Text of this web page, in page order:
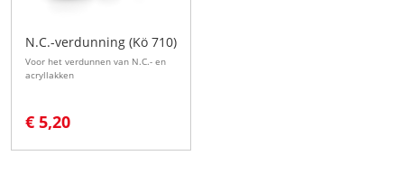
N.C.-verdunning (Kö 710)
Voor het verdunnen van N.C.- en
acryllakken
€ 5,20